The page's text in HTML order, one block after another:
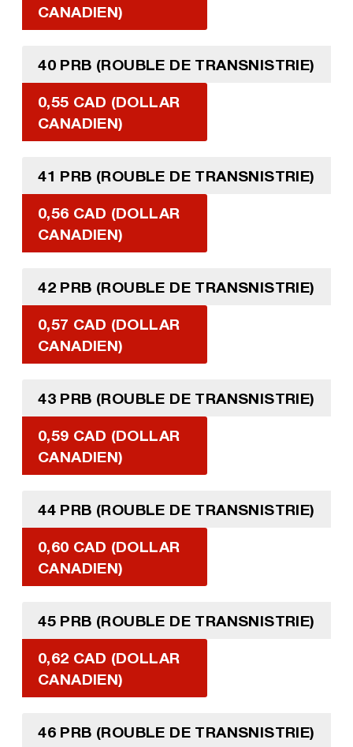
CANADIEN)
40 PRB (ROUBLE DE TRANSNISTRIE)
0,55 CAD (DOLLAR
CANADIEN)
41 PRB (ROUBLE DE TRANSNISTRIE)
0,56 CAD (DOLLAR
CANADIEN)
42 PRB (ROUBLE DE TRANSNISTRIE)
0,57 CAD (DOLLAR
CANADIEN)
43 PRB (ROUBLE DE TRANSNISTRIE)
0,59 CAD (DOLLAR
CANADIEN)
44 PRB (ROUBLE DE TRANSNISTRIE)
0,60 CAD (DOLLAR
CANADIEN)
45 PRB (ROUBLE DE TRANSNISTRIE)
0,62 CAD (DOLLAR
CANADIEN)
46 PRB (ROUBLE DE TRANSNISTRIE)